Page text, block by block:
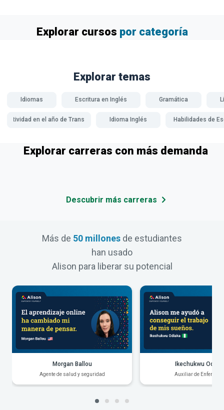
Explorar cursos por categoría
Explorar temas
Idiomas Escritura en Inglés Gramática
Creatividad en el año de Transición Idioma Inglés Habilidades de
Explorar carreras con más demanda
Descubrir más carreras
Más de 50 millones de estudiantes
han usado
Alison para liberar su potencial
Morgan Ballou
Agente de salud y seguridad
Ikechukwu
Auxiliar de